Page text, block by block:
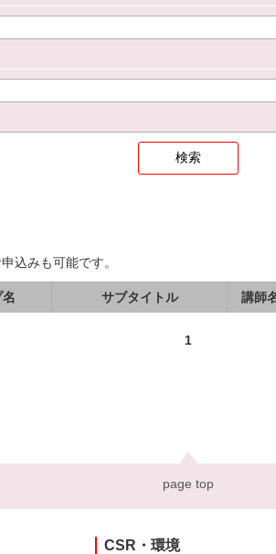
込みも可能です。
サブタイトル 講師
1
page top
CSR・環境